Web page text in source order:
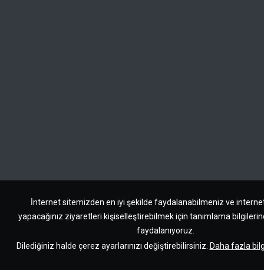
İnternet sitemizden en iyi şekilde faydalanabilmeniz ve
yapacağınız ziyaretleri kişiselleştirebilmek için tanımlama
faydalanıyoruz.
Dilediğiniz halde çerez ayarlarınızı değiştirebilirsiniz. Daha fazla